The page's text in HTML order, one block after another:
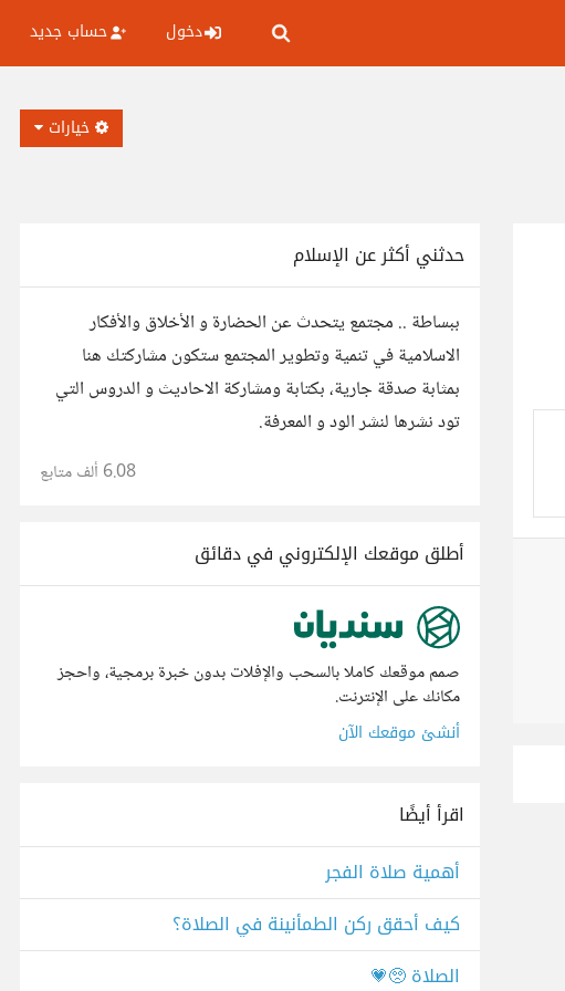
دخول حساب جديد
خيارات
حدثني أكثر عن الإسلام
ببساطة .. مجتمع يتحدث عن الحضارة و الأخلاق والأفكار
الاسلامية في تنمية وتطوير المجتمع ستكون مشاركتك هنا
بمثابة صدقة جارية، بكتابة ومشاركة الاحاديث و الدروس التي
تود نشرها لنشر الود و المعرفة.
6.08 ألف متابع
أطلق موقعك الإلكتروني في دقائق
صمم موقعك كاملا بالسحب والإفلات بدون خبرة برمجية، واحجز
مكانك على الإنترنت.
أنشئ موقعك الآن
اقرأ أيضًا
أهمية صلاة الفجر
كيف أحقق ركن الطمأنينة في الصلاة؟
الصلاة 🥺💗